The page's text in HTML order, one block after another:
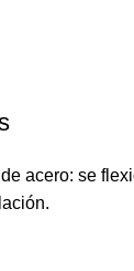
acero: se